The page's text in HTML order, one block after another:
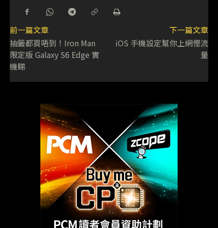
前一篇文章
抽籤都買唔到！Iron Man
限定版 Galaxy S6 Edge 實
機睇
下一篇文章
iOS 手機設定幫你上網慳流
量